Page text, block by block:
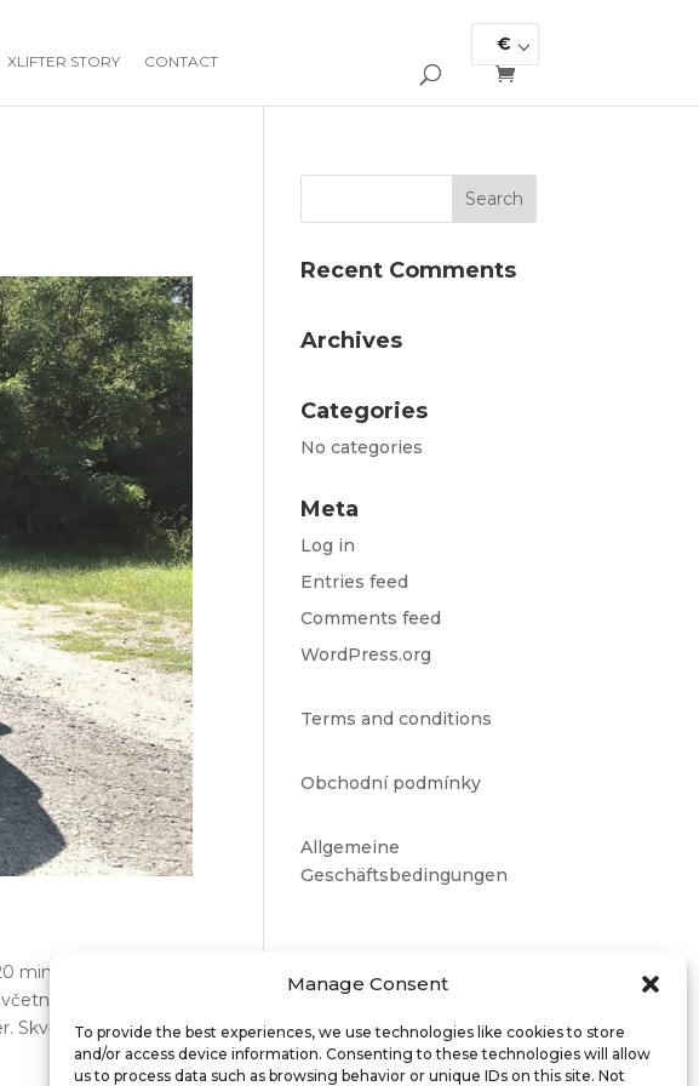
Manage Consent
To provide the best experiences, we use technologies like cookies to store
and/or access device information. Consenting to these technologies will allow
us to process data such as browsing behavior or unique IDs on this site. Not
XLIFTER STORY CONTACT
€
minut, pokec s
levellingu po
Skvělá práce!!!
Recent Comments
Archives
Categories
No categories
Meta
Log in
Entries feed
Comments feed
WordPress.org
Terms and conditions
Obchodní podmínky
Allgemeine
Geschäftsbedingungen